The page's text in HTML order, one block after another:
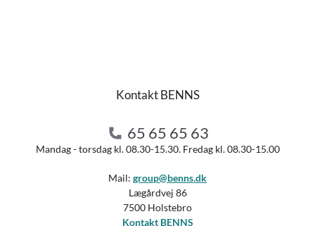
Kontakt BENNS
65 65 65 63
Mandag - torsdag kl. 08.30-15.30. Fredag kl. 08.30-15.00
Mail: group@benns.dk
Lægårdvej 86
7500 Holstebro
Kontakt BENNS